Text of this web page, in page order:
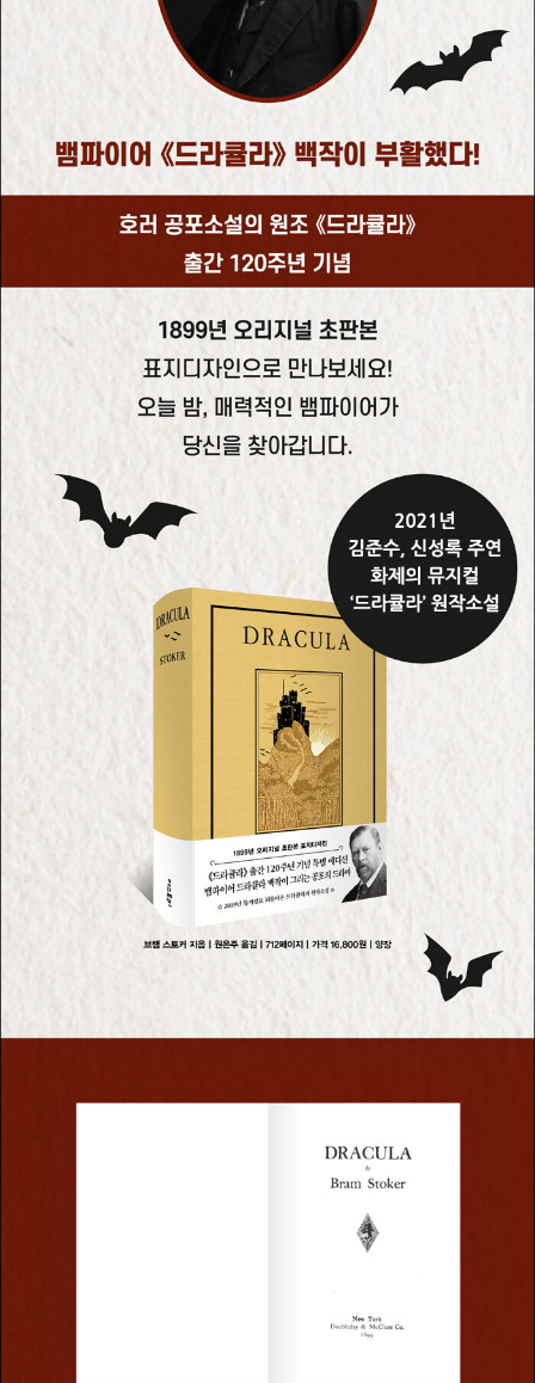
장은 빚더미에 앉게 되었고, 어빙과 스토커의 건강도 악화되었다.
그럼에도 스토커는 집필을 멈추지 않았다. 어빙이 사망한 이후로
도 그는 ≪칠성의 보석(The Jewel of Seven Stars)≫이나 ≪
흰 벌레의 소굴(The Lair of the White Worm)≫과 같은 모험
소설과 방대한 ≪헨리 어빙에 대한 개인적 회상(Personal Remi
niscence of Henry Irving)≫을 비롯해서, 역사적 사실에 추측
과 성찰이 가미된 ≪유명한 사기꾼들(Famous Imposters)≫을
발표했다. 이 마지막 책에서 그는 엘리자베스 여왕이 사실은 여장
나 소설가로서 그의 존재는 미미했다. 1912년에 그가 사망했을
때도 동시대인들은 그를 다만 헨리 어빙의 조력자로서 기억하고
있을 따름이었다.